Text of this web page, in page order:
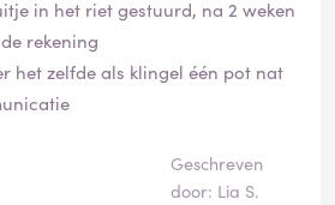
in het riet gestuurd, na 2 weken
rekening
het zelfde als klingel één pot nat
Geschreven
door: Lia S.